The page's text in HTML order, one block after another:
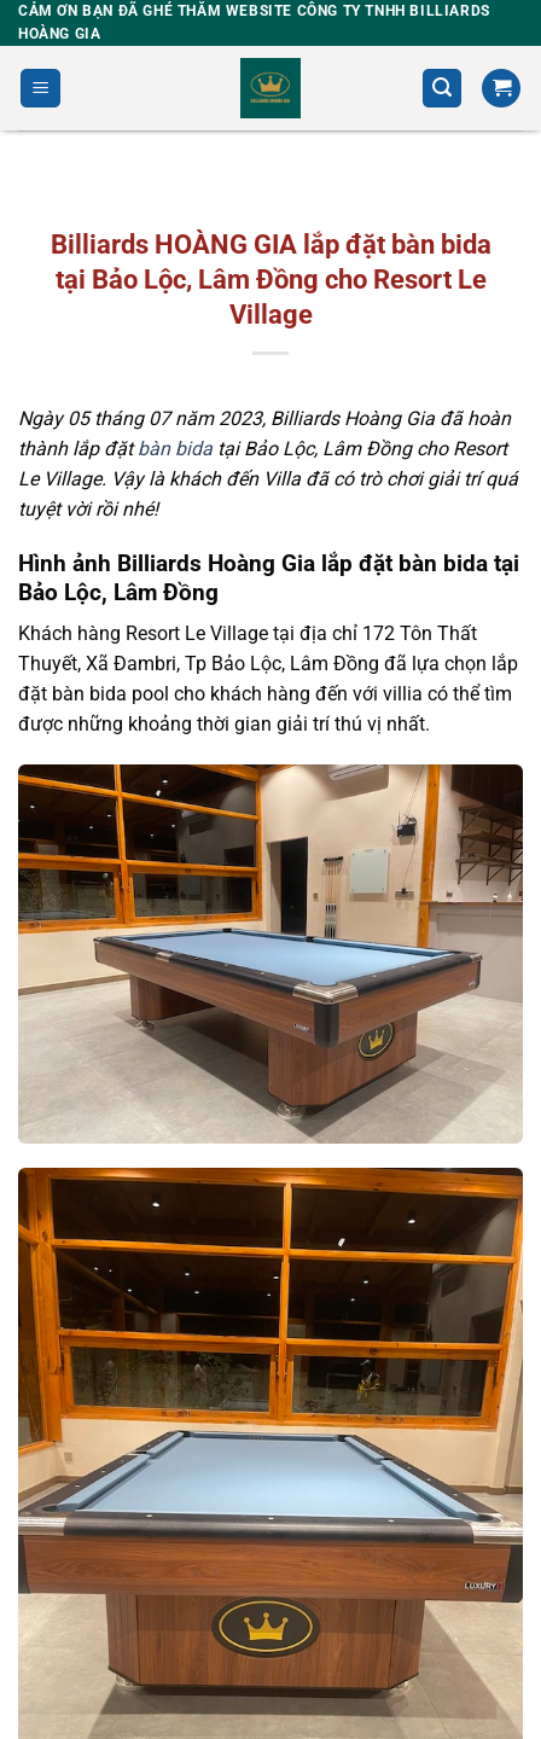
Skip
to
content
CẢM ƠN BẠN ĐÃ GHÉ THĂM WEBSITE CÔNG TY TNHH BILLIARDS
HOÀNG GIA
Billiards HOÀNG GIA lắp đặt bàn bida
tại Bảo Lộc, Lâm Đồng cho Resort Le
Village
Ngày 05 tháng 07 năm 2023, Billiards Hoàng Gia đã hoàn
thành lắp đặtbàn bida tại Bảo Lộc, Lâm Đồng cho Resort
Le Village. Vậy là khách đến Villa đã có trò chơi giải trí quá
tuyệt vời rồi nhé!
Hình ảnh Billiards Hoàng Gia lắp đặt bàn bida tại
Bảo Lộc, Lâm Đồng
Khách hàng Resort Le Village tại địa chỉ 172 Tôn Thất
Thuyết, Xã Đambri, Tp Bảo Lộc, Lâm Đồng đã lựa chọn lắp
đặt bàn bida pool cho khách hàng đến với villia có thể tìm
được những khoảng thời gian giải trí thú vị nhất.